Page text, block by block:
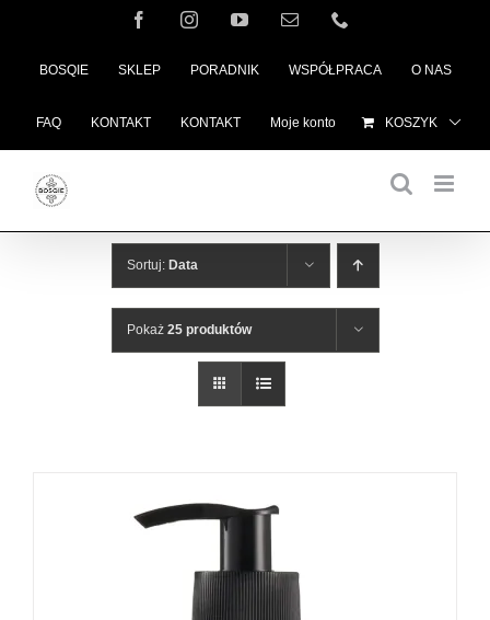
FacebookInstagramYouTubeEmail
BOSQIE SKLEP PORADNIK WSPÓŁPRACA O NAS
FAQ KONTAKT KONTAKT Moje konto KOSZYK
Sortuj: Data
Pokaż 25 produktów